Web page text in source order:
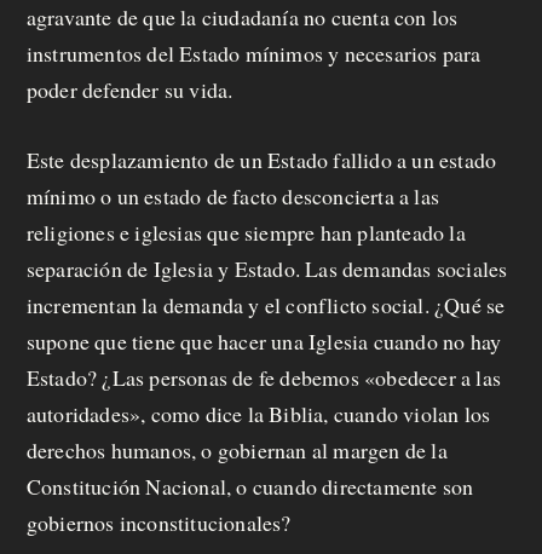
agravante de que la ciudadanía no cuenta con los
instrumentos del Estado mínimos y necesarios para
poder defender su vida.
Este desplazamiento de un Estado fallido a un estado
mínimo o un estado de facto desconcierta a las
religiones e iglesias que siempre han planteado la
separación de Iglesia y Estado. Las demandas sociales
incrementan la demanda y el conflicto social. ¿Qué se
supone que tiene que hacer una Iglesia cuando no hay
Estado? ¿Las personas de fe debemos «obedecer a las
autoridades», como dice la Biblia, cuando violan los
derechos humanos, o gobiernan al margen de la
Constitución Nacional, o cuando directamente son
gobiernos inconstitucionales?